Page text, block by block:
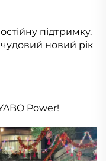
підтримку.
новий рік
Power!